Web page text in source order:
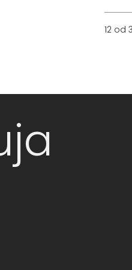
12 od